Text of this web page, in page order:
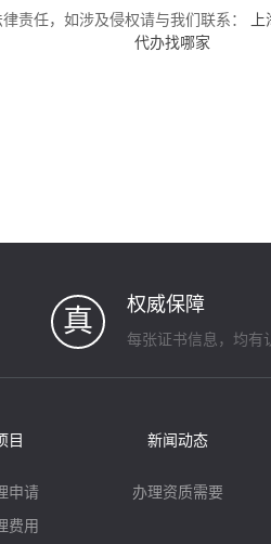
责任，如涉及侵权请与我们联系：
代办找哪家
真 权威保障
每张证书信息，均有
目
申请
费用
新闻动态
办理资质需要